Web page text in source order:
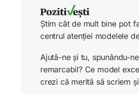
Știm cât de mult bine pot
centrul atenției modelele
Ajută-ne și tu, spunându-
remarcabil? Ce model
crezi că merită să scriem